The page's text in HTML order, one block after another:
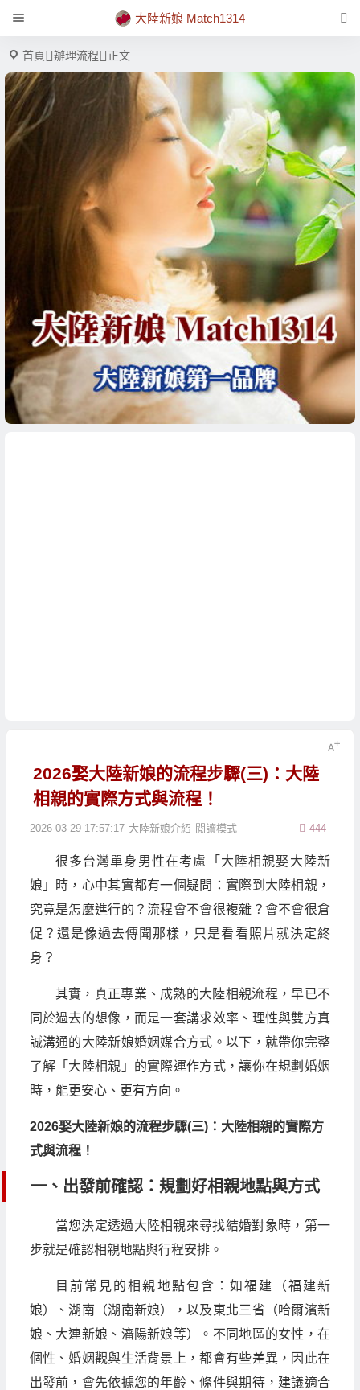
大陸新娘 Match1314
首頁 辦理流程 正文
2026娶大陸新娘的流程步驟(三)：大陸
相親的實際方式與流程！
2026-03-29 17:57:17 大陸新娘介紹 444
閱讀模式
很多台灣單身男性在考慮「大陸相親娶大陸新
娘」時，心中其實都有一個疑問：實際到大陸相親，
究竟是怎麼進行的？流程會不會很複雜？會不會很倉
促？還是像過去傳聞那樣，只是看看照片就決定終
身？
其實，真正專業、成熟的大陸相親流程，早已不
同於過去的想像，而是一套講求效率、理性與雙方真
誠溝通的大陸新娘婚姻媒合方式。以下，就帶你完整
了解「大陸相親」的實際運作方式，讓你在規劃婚姻
時，能更安心、更有方向。
2026娶大陸新娘的流程步驟(三)：大陸相親的實際方
式與流程！
一、出發前確認：規劃好相親地點與方式
當您決定透過大陸相親來尋找結婚對象時，第一
步就是確認相親地點與行程安排。
目前常見的相親地點包含：如福建（福建新
娘）、湖南（湖南新娘），以及東北三省（哈爾濱新
娘、大連新娘、瀋陽新娘等）。不同地區的女性，在
個性、婚姻觀與生活背景上，都會有些差異，因此在
出發前，會先依據您的年齡、條件與期待，建議適合